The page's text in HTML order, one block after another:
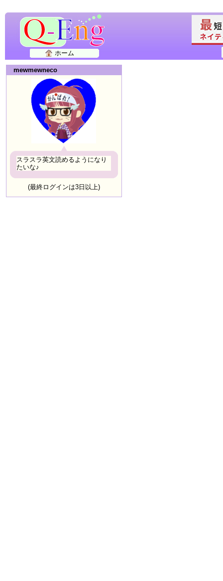
ホーム
mewmewneco
スラスラ英文読めるようになり
たいな♪
(最終ログインは3日以上)